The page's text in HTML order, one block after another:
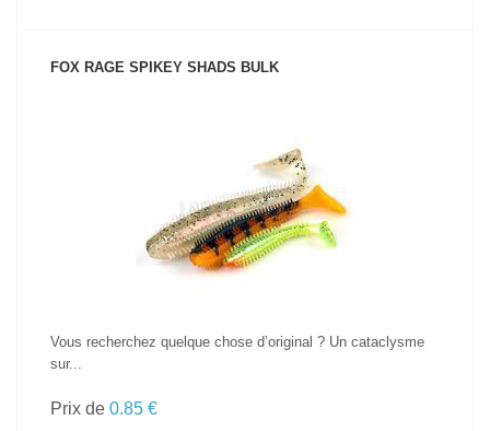
FOX RAGE SPIKEY SHADS BULK
VOIR LE PRODUIT
Vous recherchez quelque chose d’original ? Un cataclysme
sur...
Prix de 0.85 €